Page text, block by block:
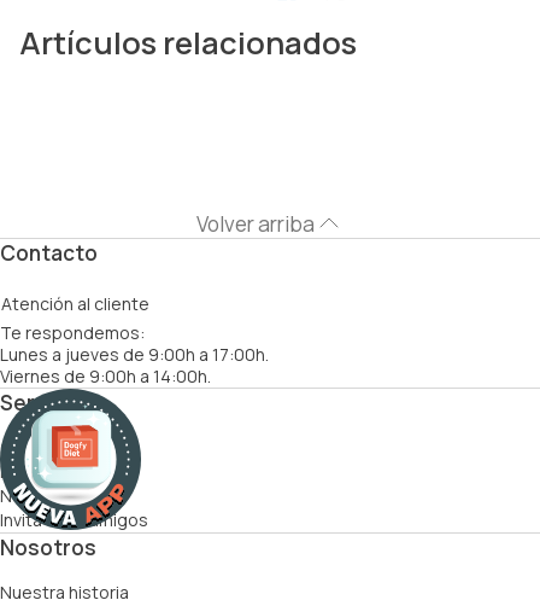
Artículos relacionados
Volver arriba
Contacto
Atención al cliente
Te respondemos:
Lunes a jueves de 9:00h a 17:00h.
Viernes de 9:00h a 14:00h.
Servicios
Cómo funciona
Recetas
Nutricionistas
Invita a tus amigos
Nosotros
Nuestra historia